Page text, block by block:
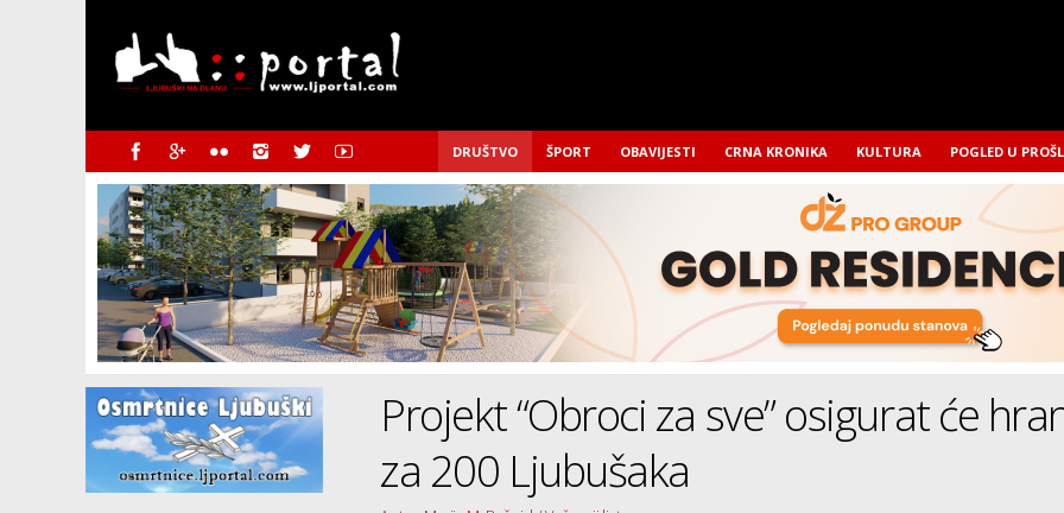
DRUŠTVO ŠPORT OBAVIJESTI CRNA KRONIKA KULTURA POGLED U
Projekt “Obroci za sve” osigurat će
za 200 Ljubušaka